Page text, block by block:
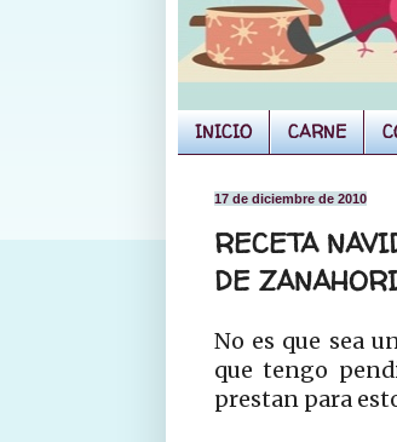
INICIO CARNE
17 de diciembre de 2010
RECETA
DE
No es que sea
que tengo
prestan para